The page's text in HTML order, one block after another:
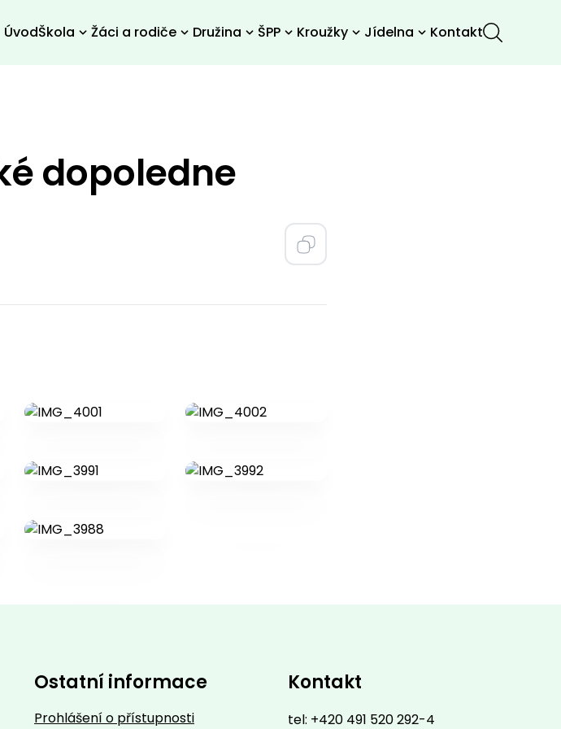
ÚvodŠkola Žáci a rodiče Družina ŠPP Kroužky Jídelna Kontakt
dopoledne
Ostatní informace
Prohlášení o přístupnosti
Kontakt
tel: +420 491 520 292-4